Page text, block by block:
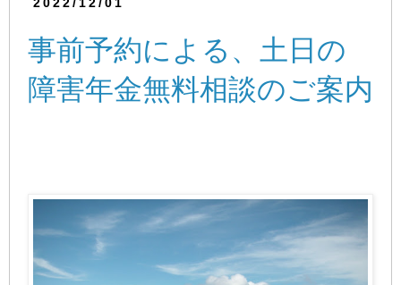
事前予約による、土日の
障害年金無料相談のご案内